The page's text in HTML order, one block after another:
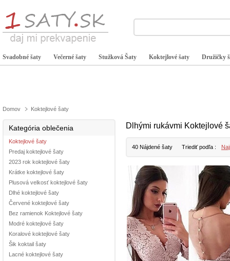
Svadobné šaty Večerné šaty Stužková Šaty Koktejlové šaty Družičky
Domov Koktejlové šaty
Kategória oblečenia
Koktejlové šaty
Predaj koktejlové šaty
2023 rok koktejlové šaty
Krátke koktejlové šaty
Plusová velkosť koktejlové šaty
Dlhé koktejlové šaty
Červené koktejlové šaty
Bez ramienok Koktejlové šaty
Modré koktejlové šaty
Koralové koktejlové šaty
Šik koktail šaty
Lacné koktejlové šaty
Dlhými rukávmi Koktejlové
40 Nájdené šaty Triediť podľa :